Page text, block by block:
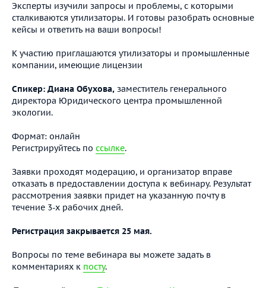
Эксперты изучили запросы и проблемы, с которыми
сталкиваются утилизаторы. И готовы разобрать основные
кейсы и ответить на ваши вопросы!
К участию приглашаются утилизаторы и промышленные
компании, имеющие лицензии
Спикер: Диана Обухова, заместитель генерального
директора Юридического центра промышленной
экологии.
Формат: онлайн
Регистрируйтесь по ссылке.
Заявки проходят модерацию, и организатор вправе
отказать в предоставлении доступа к вебинару. Результат
рассмотрения заявки придет на указанную почту в
течение 3-х рабочих дней.
Регистрация закрывается 25 мая.
Вопросы по теме вебинара вы можете задать в
комментариях к посту.